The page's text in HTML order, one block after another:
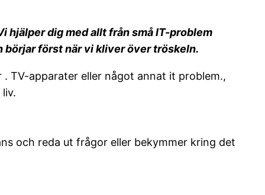
hjälper dig med allt från små IT-problem
börjar först när vi kliver över tröskeln.
TV-apparater eller något annat it problem.,
och reda ut frågor eller bekymmer kring det